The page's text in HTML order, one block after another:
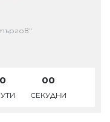
00
СЕКУДНИ